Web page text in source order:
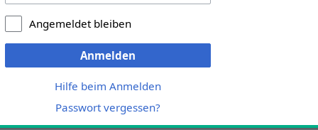
Angemeldet bleiben
Anmelden
Hilfe beim Anmelden
Passwort vergessen?